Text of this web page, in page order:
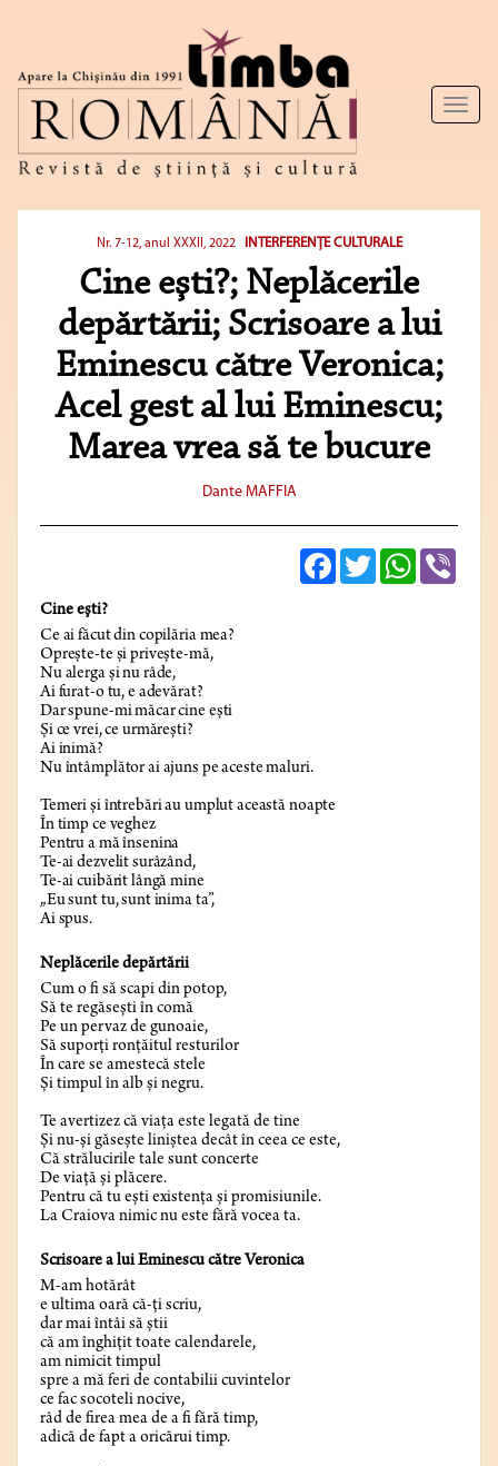
Toggle
Nr. 7-12, anul XXXII, 2022 INTERFERENȚE CULTURALE
Cine eşti?; Neplăcerile
depărtării; Scrisoare a lui
Eminescu către Veronica;
Acel gest al lui Eminescu;
Marea vrea să te bucure
Dante MAFFIA
FacebookTwitterWhatsApp
Cine eşti?
Ce ai făcut din copilăria mea?
Opreşte-te şi priveşte-mă,
Nu alerga şi nu râde,
Ai furat-o tu, e adevărat?
Dar spune-mi măcar cine eşti
Şi ce vrei, ce urmăreşti?
Ai inimă?
Nu întâmplător ai ajuns pe aceste maluri.
Temeri şi întrebări au umplut această noapte
În timp ce veghez
Pentru a mă însenina
Te-ai dezvelit surâzând,
Te-ai cuibărit lângă mine
„Eu sunt tu, sunt inima ta”,
Ai spus.
Neplăcerile depărtării
Cum o fi să scapi din potop,
Să te regăseşti în comă
Pe un pervaz de gunoaie,
Să suporţi ronţăitul resturilor
În care se amestecă stele
Şi timpul în alb şi negru.
Te avertizez că viaţa este legată de tine
Şi nu-şi găseşte liniştea decât în ceea ce este,
Că strălucirile tale sunt concerte
De viaţă şi plăcere.
Pentru că tu eşti existenţa şi promisiunile.
La Craiova nimic nu este fără vocea ta.
Scrisoare a lui Eminescu către Veronica
M-am hotărât
e ultima oară că-ți scriu,
dar mai întâi să știi
că am înghițit toate calendarele,
am nimicit timpul
spre a mă feri de contabilii cuvintelor
ce fac socoteli nocive,
râd de firea mea de a fi fără timp,
adică de fapt a oricărui timp.